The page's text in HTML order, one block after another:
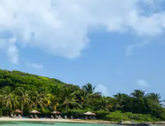
ou en appuyant et en faisant glisser.